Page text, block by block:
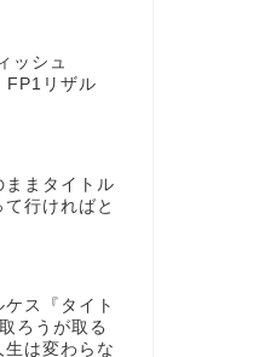
ッシュ
FP1リザル
ままタイトル
行ければと
ス『タイト
ろうが取る
生は変わらな